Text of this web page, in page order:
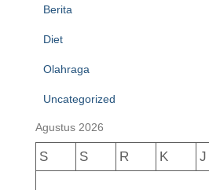
Berita
Diet
Olahraga
Uncategorized
Agustus 2026
S S R K J